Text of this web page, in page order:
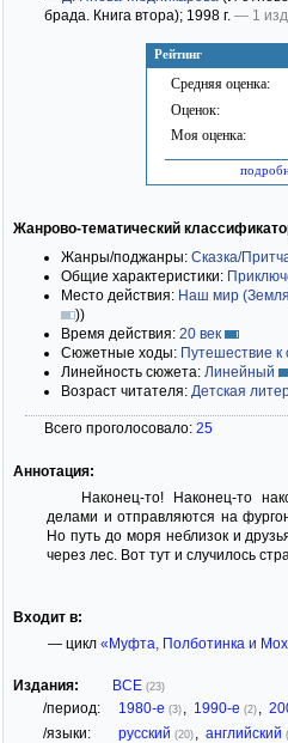
Рейтинг
Средняя оценка:
Оценок:
Моя оценка:
брадa. Книга втора); 1998 г. — 1
Жанрово-тематический
Жанры/поджанры: Сказка/
Общие характеристики:
Место действия: Наш мир
))
Время действия: 20 век
Сюжетные ходы: Путешествие к
Линейность сюжета: Линейный
Возраст читателя: Детская
Всего проголосовало: 25
Аннотация:
Наконец-то! Наконец-то
делами и отправляются на
Но путь до моря неблизок и
через лес. Вот тут и случилось
Входит в:
— цикл «Муфта, Полботинка и
Издания: ВСЕ (23)
/период: 1980-е (3) 1990-е (2)
/языки: русский (20) английский